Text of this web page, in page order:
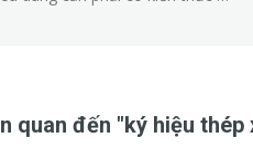
quan đến "ký hiệu thép